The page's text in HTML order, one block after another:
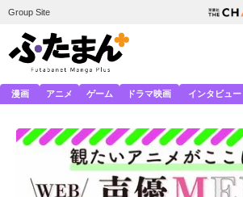
Group Site
漫画 アニメ ゲーム ドラマ映画 インタビュー